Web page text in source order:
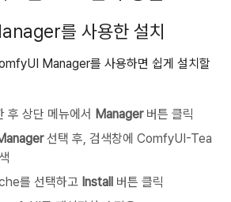
를 사용한 설치
Manager를 사용하면 쉽게 설치할
상단 메뉴에서 Manager버튼 클릭
선택 후, 검색창에 ComfyUI-Tea
를 선택하고 Install 버튼 클릭